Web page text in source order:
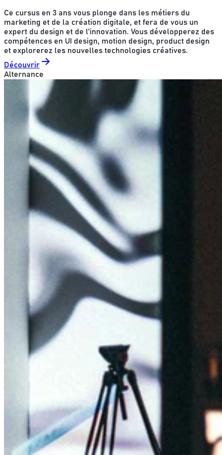
Ce cursus en 3 ans vous plonge dans les métiers du
marketing et de la création digitale, et fera de vous un
expert du design et de l’innovation. Vous développerez des
compétences en UI design, motion design, product design
et explorerez les nouvelles technologies créatives.
Découvrir
Alternance